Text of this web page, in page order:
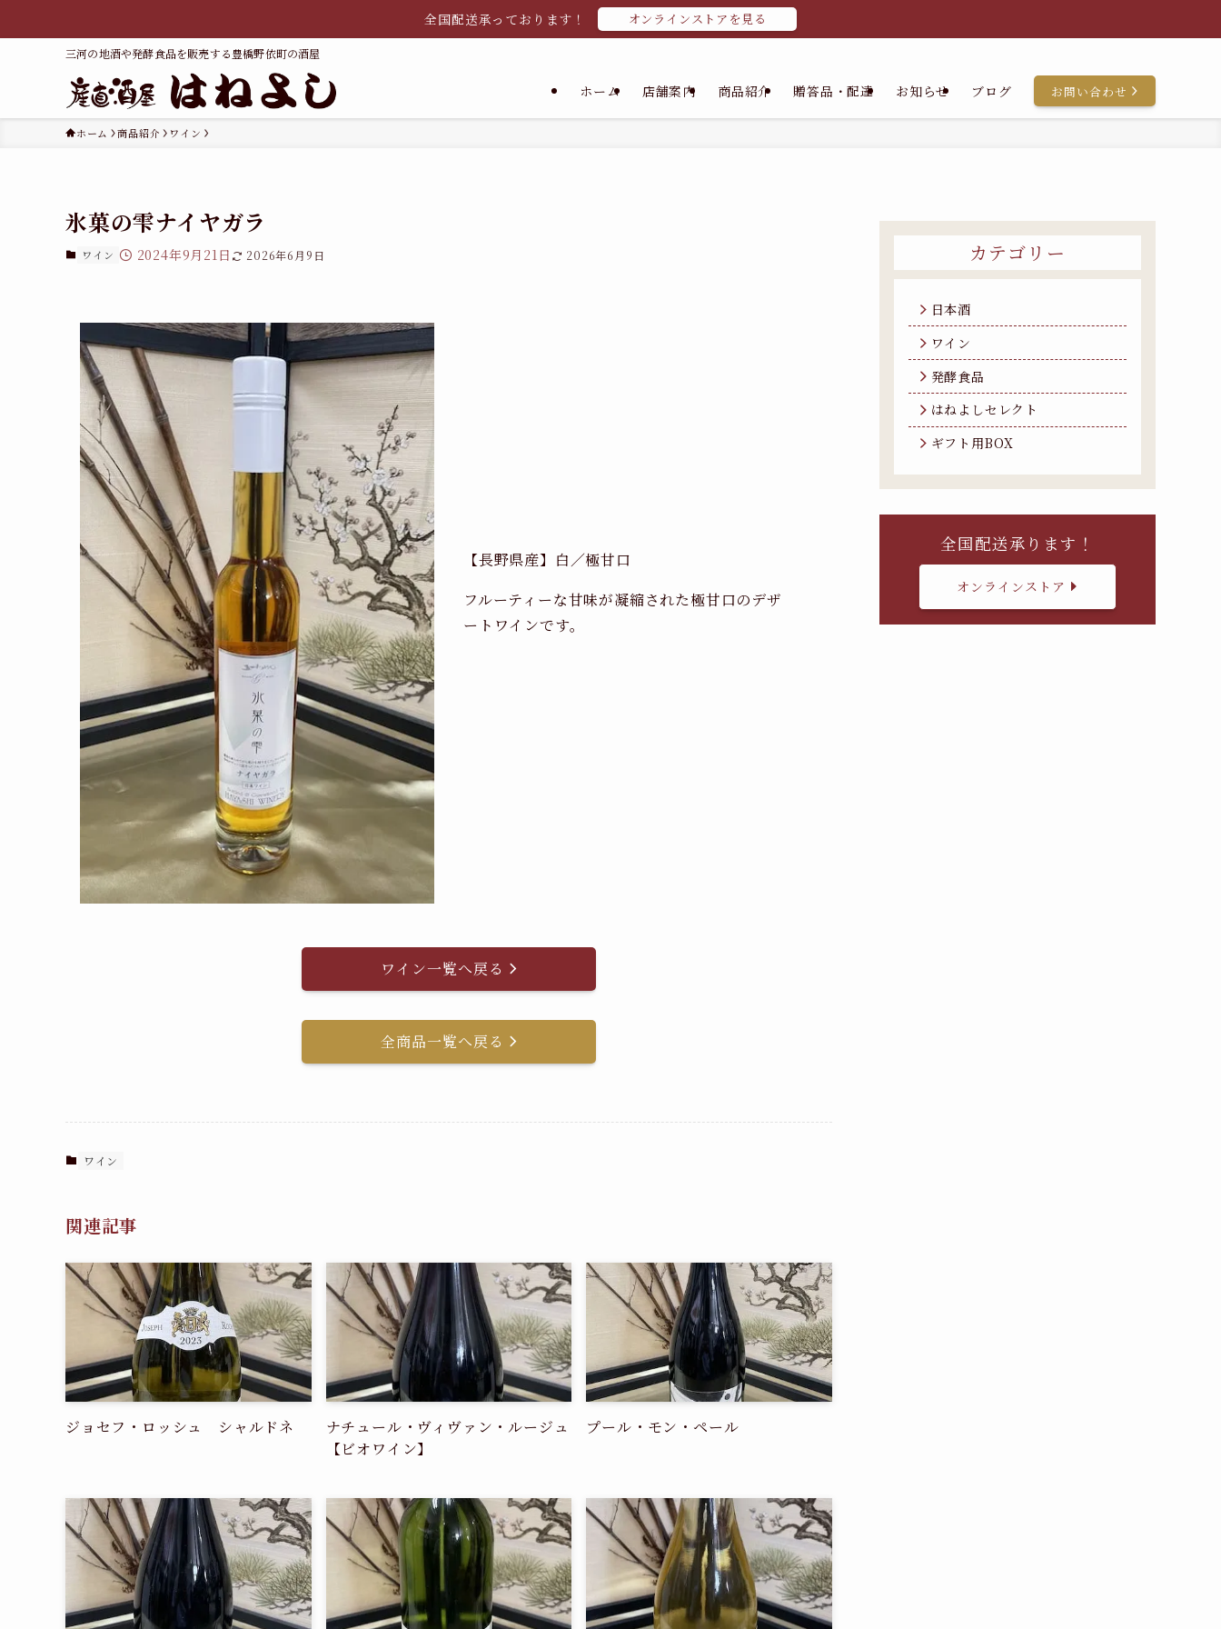
全国配送承っております！ オンラインストアを見る
三河の地酒や発酵食品を販売する豊橋野依町の酒屋
ホーム 店舗案内 商品紹介 贈答品・配達 お知らせ ブログ お問い合わせ
ホーム 商品紹介 ワイン
氷菓の雫ナイヤガラ
ワイン 2024年9月21日 2026年6月9日
【長野県産】白／極甘口
フルーティーな甘味が凝縮された極甘口のデザ
ートワインです。
ワイン一覧へ戻る
全商品一覧へ戻る
ワイン
関連記事
ジョセフ・ロッシュ シャルドネ
ナチュール・ヴィヴァン・ルージュ
【ビオワイン】
プール・モン・ペール
カテゴリー
日本酒
ワイン
発酵食品
はねよしセレクト
ギフト用BOX
全国配送承ります！
オンラインストア